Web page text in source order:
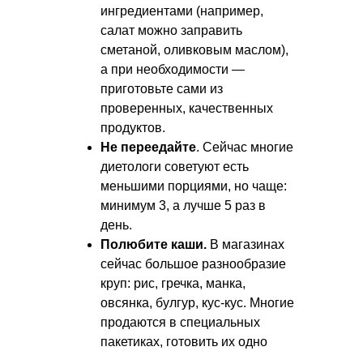
ингредиентами (например,
салат можно заправить
сметаной, оливковым маслом),
а при необходимости —
приготовьте сами из
проверенных, качественных
продуктов.
Не переедайте. Сейчас многие
диетологи советуют есть
меньшими порциями, но чаще:
минимум 3, а лучше 5 раз в
день.
Полюбите каши. В магазинах
сейчас большое разнообразие
круп: рис, гречка, манка,
овсянка, булгур, кус-кус. Многие
продаются в специальных
пакетиках, готовить их одно